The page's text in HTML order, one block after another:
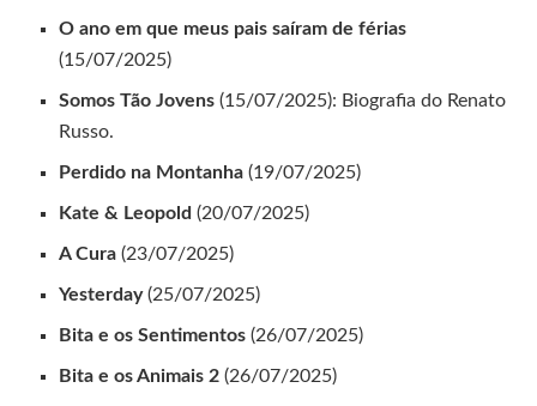
O ano em que meus pais saíram de férias
(15/07/2025)
Somos Tão Jovens (15/07/2025): Biografia do Renato
Russo.
Perdido na Montanha (19/07/2025)
Kate & Leopold (20/07/2025)
A Cura (23/07/2025)
Yesterday(25/07/2025)
Bita e os Sentimentos (26/07/2025)
Bita e os Animais 2 (26/07/2025)